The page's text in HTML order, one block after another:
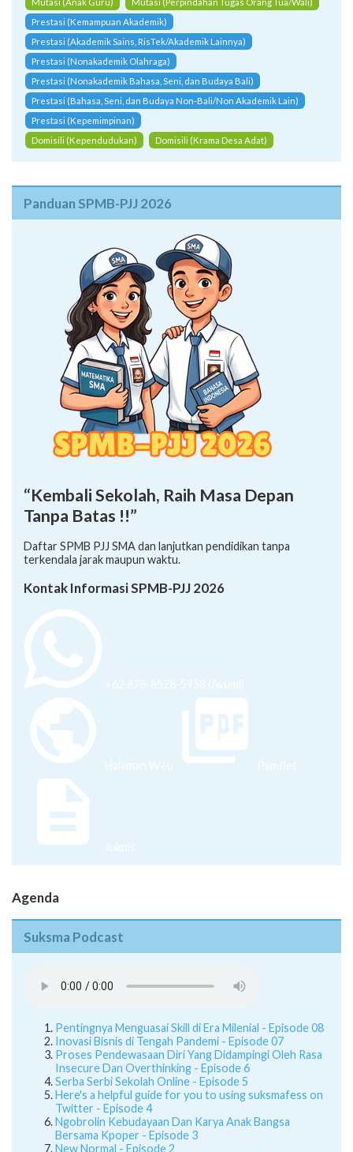
Prestasi (Kemampuan Akademik)
Prestasi (Akademik Sains, RisTek/Akademik Lainnya)
Prestasi (Nonakademik Olahraga)
Prestasi (Nonakademik Bahasa, Seni, dan Budaya Bali)
Prestasi (Bahasa, Seni, dan Budaya Non-Bali/Non Akademik Lain)
Prestasi (Kepemimpinan)
Domisili (Kependudukan)
Domisili (Krama Desa Adat)
Panduan SPMB-PJJ 2026
“Kembali Sekolah, Raih Masa Depan
Tanpa Batas !!”
Daftar SPMB PJJ SMA dan lanjutkan pendidikan tanpa
terkendala jarak maupun waktu.
Kontak Informasi SPMB-PJJ 2026
+62 878-8528-5958 (Ayumi)
Halaman Web Pamflet
Juknis
Agenda
Suksma Podcast
Pentingnya Menguasai Skill di Era Milenial - Episode 08
Inovasi Bisnis di Tengah Pandemi - Episode 07
Proses Pendewasaan Diri Yang Didampingi Oleh Rasa
Insecure Dan Overthinking - Episode 6
Serba Serbi Sekolah Online - Episode 5
Here's a helpful guide for you to using suksmafess on
Twitter - Episode 4
Ngobrolin Kebudayaan Dan Karya Anak Bangsa
Bersama Kpoper - Episode 3
New Normal - Episode 2